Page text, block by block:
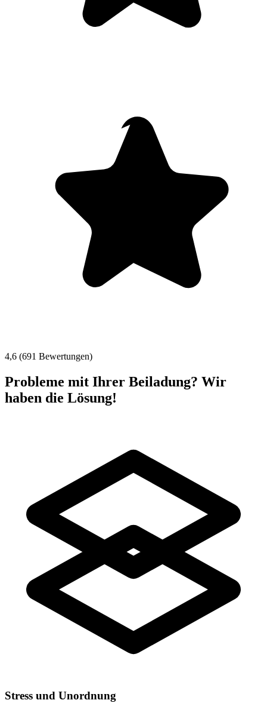
4,6 (691 Bewertungen)
Probleme mit Ihrer Beiladung? Wir
haben die Lösung!
Stress und Unordnung